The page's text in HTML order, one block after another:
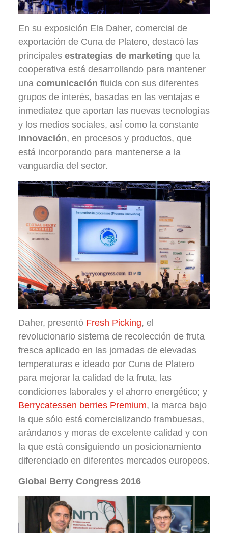
En su exposición Ela Daher, comercial de
exportación de Cuna de Platero, destacó las
principales estrategias de marketing que la
cooperativa está desarrollando para mantener
una comunicación fluida con sus diferentes
grupos de interés, basadas en las ventajas e
inmediatez que aportan las nuevas tecnologías
y los medios sociales, así como la constante
innovación, en procesos y productos, que
está incorporando para mantenerse a la
vanguardia del sector.
Daher, presentó Fresh Picking, el
revolucionario sistema de recolección de fruta
fresca aplicado en las jornadas de elevadas
temperaturas e ideado por Cuna de Platero
para mejorar la calidad de la fruta, las
condiciones laborales y el ahorro energético; y
Berrycatessen berries Premium, la marca bajo
la que sólo está comercializando frambuesas,
arándanos y moras de excelente calidad y con
la que está consiguiendo un posicionamiento
diferenciado en diferentes mercados europeos.
Global Berry Congress 2016